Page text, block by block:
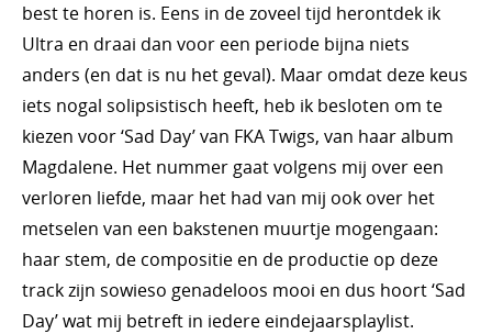
best te horen is. Eens in de zoveel tijd herontdek ik
Ultra en draai dan voor een periode bijna niets
anders (en dat is nu het geval). Maar omdat deze keus
iets nogal solipsistisch heeft, heb ik besloten om te
kiezen voor ‘Sad Day’ van FKA Twigs, van haar album
Magdalene. Het nummer gaat volgens mij over een
verloren liefde, maar het had van mij ook over het
metselen van een bakstenen muurtje mogengaan:
haar stem, de compositie en de productie op deze
track zijn sowieso genadeloos mooi en dus hoort ‘Sad
Day’ wat mij betreft in iedere eindejaarsplaylist.